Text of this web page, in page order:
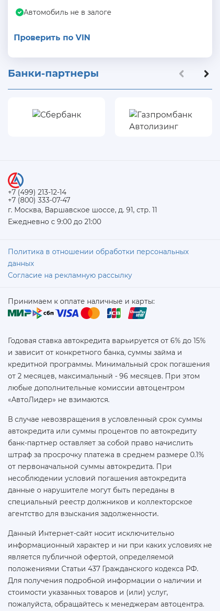
Автомобиль не в залоге
Проверить по VIN
Банки-партнеры
+7 (499) 213-12-14
+7 (800) 333-07-47
г. Москва, Варшавское шоссе, д. 91, стр. 11
Ежедневно с 9:00 до 21:00
Политика в отношении обработки персональных
данных
Согласие на рекламную рассылку
Принимаем к оплате наличные и карты:
Годовая ставка автокредита варьируется от 6% до 15%
и зависит от конкретного банка, суммы займа и
кредитной программы. Минимальный срок погашения
от 2 месяцев, максимальный - 96 месяцев. При этом
любые дополнительные комиссии автоцентром
«АвтоЛидер» не взимаются.
В случае невозвращения в условленный срок суммы
автокредита или суммы процентов по автокредиту
банк-партнер оставляет за собой право начислить
штраф за просрочку платежа в среднем размере 0.1%
от первоначальной суммы автокредита. При
несоблюдении условий погашения автокредита
данные о нарушителе могут быть переданы в
специальный реестр должников и коллекторское
агентство для взыскания задолженности.
Данный Интернет-сайт носит исключительно
информационный характер и ни при каких условиях не
является публичной офертой, определяемой
положениями Статьи 437 Гражданского кодекса РФ.
Для получения подробной информации о наличии и
стоимости указанных товаров и (или) услуг,
пожалуйста, обращайтесь к менеджерам автоцентра.